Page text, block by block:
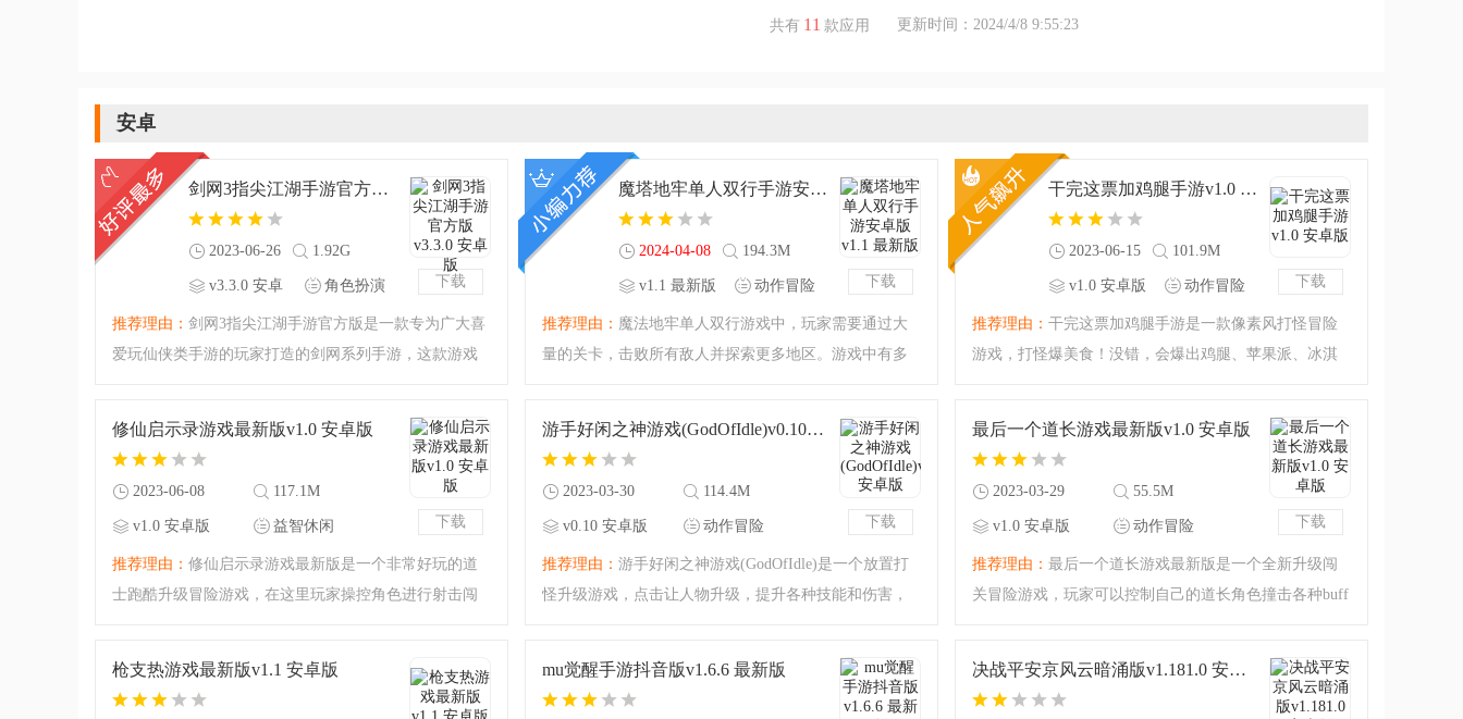
共有 11 款应用 更新时间：2024/4/8 9:55:23
安卓
下载
剑网3指尖江湖手游官方版v3.3.0 安卓版
2023-06-26 1.92G
v3.3.0 安卓
角色扮演
推荐理由： 剑网3指尖江湖手游官方版是一款专为广大喜
爱玩仙侠类手游的玩家打造的剑网系列手游，这款游戏
尽致，恩怨仇杀、刀光血影、世外高人等情节应有尽
下载
魔塔地牢单人双行手游安卓版v1.1 最新版
2024-04-08 194.3M
v1.1 最新版 动作冒险
推荐理由： 魔法地牢单人双行游戏中，玩家需要通过大
量的关卡，击败所有敌人并探索更多地区。游戏中有多
家自由选择。此外，还有许多任务挑战等待着你，完成
下载
干完这票加鸡腿手游v1.0 安卓版
2023-06-15 101.9M
v1.0 安卓版 动作冒险
推荐理由： 干完这票加鸡腿手游是一款像素风打怪冒险
游戏，打怪爆美食！没错，会爆出鸡腿、苹果派、冰淇
卡副本，不断闯关，解锁更多图鉴，合成更强的英雄，
下载
修仙启示录游戏最新版v1.0 安卓版
2023-06-08 117.1M
v1.0 安卓版 益智休闲
推荐理由： 修仙启示录游戏最新版是一个非常好玩的道
士跑酷升级冒险游戏，在这里玩家操控角色进行射击闯
下载
游手好闲之神游戏(GodOfIdle)v0.10 安卓版
2023-03-30 114.4M
v0.10 安卓版 动作冒险
推荐理由： 游手好闲之神游戏(GodOfIdle)是一个放置打
怪升级游戏，点击让人物升级，提升各种技能和伤害，
下载
最后一个道长游戏最新版v1.0 安卓版
2023-03-29 55.5M
v1.0 安卓版 动作冒险
推荐理由： 最后一个道长游戏最新版是一个全新升级闯
关冒险游戏，玩家可以控制自己的道长角色撞击各种buff
枪支热游戏最新版v1.1 安卓版 mu觉醒手游抖音版v1.6.6 最新版 决战平安京风云暗涌版v1.181.0 安卓版